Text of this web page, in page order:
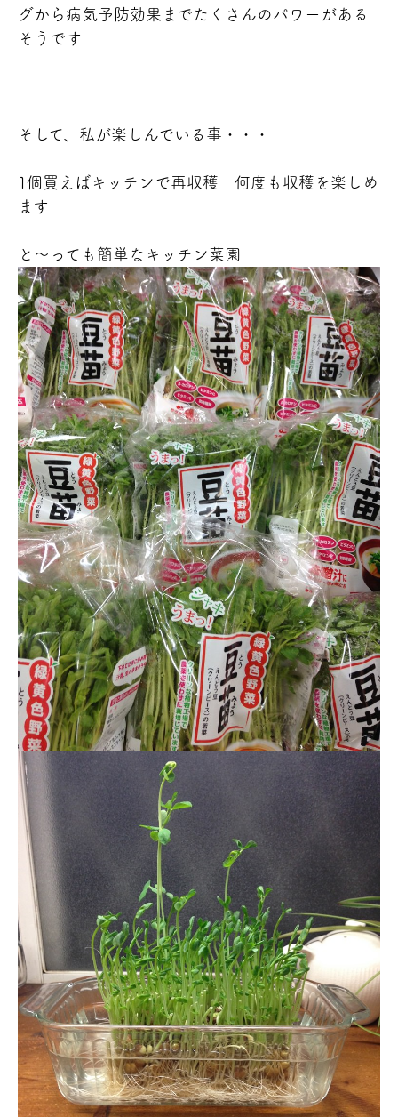
グから病気予防効果までたくさんのパワーがある
そうです
そして、私が楽しんでいる事・・・
1個買えばキッチンで再収穫 何度も収穫を楽しめ
ます
と～っても簡単なキッチン菜園